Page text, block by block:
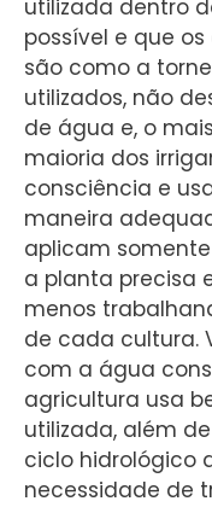
utilizada dentro
possível e que
são como a
utilizados, não
de água e, o
maioria dos
consciência e
maneira
aplicam
a planta precisa
menos
de cada cultura.
com a água
agricultura usa
utilizada, além
ciclo hidrológico
necessidade de